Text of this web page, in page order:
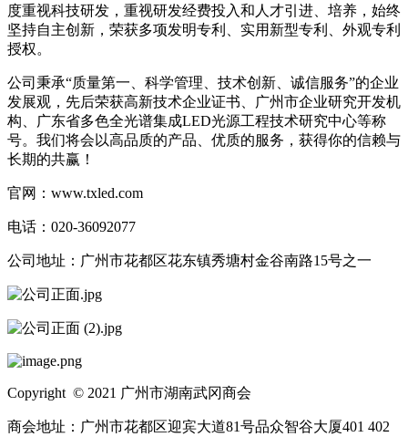
度重视科技研发，重视研发经费投入和人才引进、培养，始终
坚持自主创新，荣获多项发明专利、实用新型专利、外观专利
授权。
公司秉承“质量第一、科学管理、技术创新、诚信服务”的企业
发展观，先后荣获高新技术企业证书、广州市企业研究开发机
构、广东省多色全光谱集成LED光源工程技术研究中心等称
号。我们将会以高品质的产品、优质的服务，获得你的信赖与
长期的共赢！
官网：www.txled.com
电话：020-36092077
公司地址：广州市花都区花东镇秀塘村金谷南路15号之一
Copyright © 2021 广州市湖南武冈商会
商会地址：广州市花都区迎宾大道81号品众智谷大厦401 402